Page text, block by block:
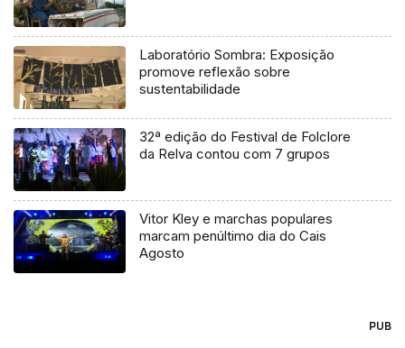
Laboratório Sombra: Exposição
promove reflexão sobre
sustentabilidade
32ª edição do Festival de Folclore
da Relva contou com 7 grupos
Vitor Kley e marchas populares
marcam penúltimo dia do Cais
Agosto
PUB